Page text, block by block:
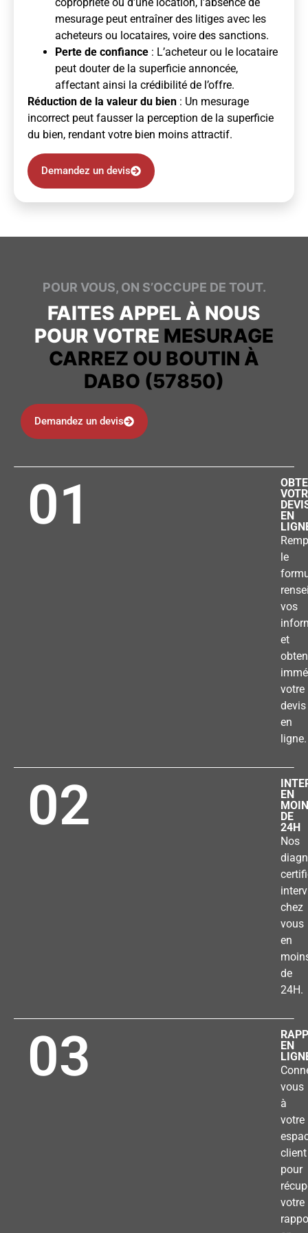
mesurage peut entraîner des litiges avec les
acheteurs ou locataires, voire des sanctions.
Perte de confiance : L’acheteur ou le locataire
peut douter de la superficie annoncée,
affectant ainsi la crédibilité de l’offre.
Réduction de la valeur du bien : Un mesurage
incorrect peut fausser la perception de la superficie
du bien, rendant votre bien moins attractif.
Demandez un devis
POUR VOUS, ON S’OCCUPE DE TOUT.
FAITES APPEL À NOUS
POUR VOTRE MESURAGE
CARREZ OU BOUTIN À
DABO (57850)
Demandez un devis
01
EN
le
vos
et
votre
devis
en
ligne.
02
EN
DE
24H
Nos
chez
vous
en
de
24H.
03
EN
vous
à
votre
client
pour
votre